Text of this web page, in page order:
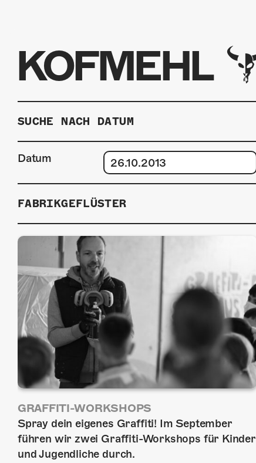
KOFMEHL
SUCHE NACH DATUM
Datum
FABRIKGEFLÜSTER
GRAFFITI-WORKSHOPS
Spray dein eigenes Graffiti! Im September
führen wir zwei Graffiti-Workshops für Kinder
und Jugendliche durch.